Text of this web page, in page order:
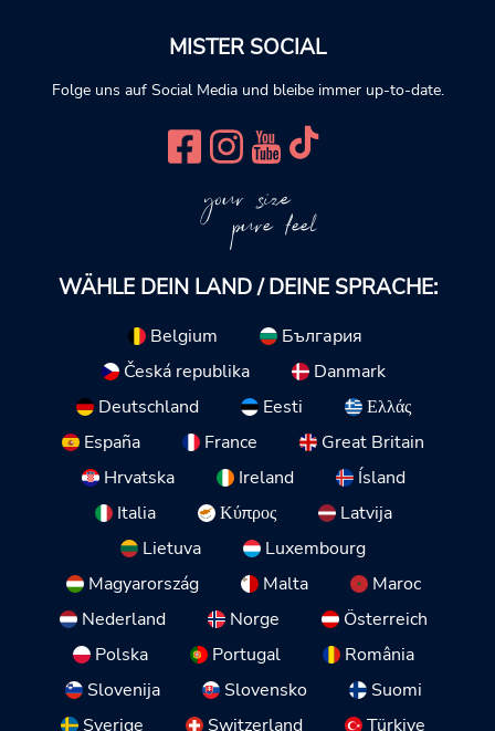
MISTER SOCIAL
Folge uns auf Social Media und bleibe immer up-to-date.
your size
pure feel
WÄHLE DEIN LAND / DEINE SPRACHE:
Belgium
България
Česká republika
Danmark
Deutschland
Eesti
Ελλάς
España
France
Great Britain
Hrvatska
Ireland
Ísland
Italia
Κύπρος
Latvija
Lietuva
Luxembourg
Magyarország
Malta
Maroc
Nederland
Norge
Österreich
Polska
Portugal
România
Slovenija
Slovensko
Suomi
Sverige
Switzerland Türkiye